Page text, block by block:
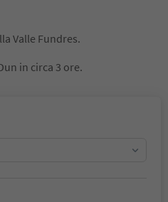
Valle Fundres.
in circa 3 ore.